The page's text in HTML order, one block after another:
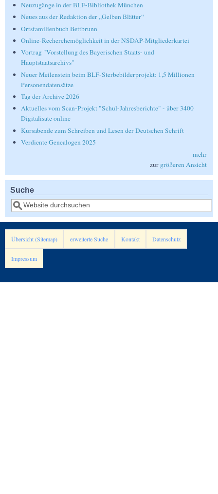
Neuzugänge in der BLF-Bibliothek München
Neues aus der Redaktion der „Gelben Blätter“
Ortsfamilienbuch Bettbrunn
Online-Recherchemöglichkeit in der NSDAP-Mitgliederkartei
Vortrag "Vorstellung des Bayerischen Staats- und
Hauptstaatsarchivs"
Neuer Meilenstein beim BLF-Sterbebilderprojekt: 1,5 Millionen
Personendatensätze
Tag der Archive 2026
Aktuelles vom Scan-Projekt "Schul-Jahresberichte" - über 3400
Digitalisate online
Kursabende zum Schreiben und Lesen der Deutschen Schrift
Verdiente Genealogen 2025
mehr
zur größeren Ansicht
Suche
Suche
Übersicht (Sitemap) erweiterte Suche Kontakt Datenschutz
Impressum